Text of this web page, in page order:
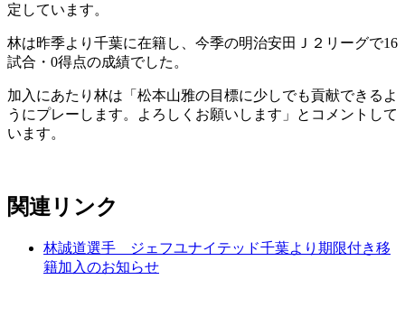
定しています。
林は昨季より千葉に在籍し、今季の明治安田Ｊ２リーグで16
試合・0得点の成績でした。
加入にあたり林は「松本山雅の目標に少しでも貢献できるよ
うにプレーします。よろしくお願いします」とコメントして
います。
関連リンク
林誠道選手 ジェフユナイテッド千葉より期限付き移
籍加入のお知らせ